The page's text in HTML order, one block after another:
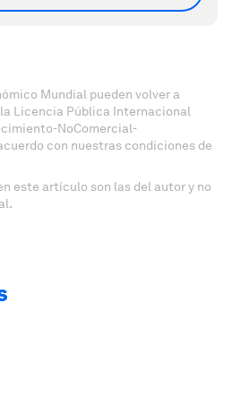
Mundial pueden volver a
Licencia Pública Internacional
NoComercial-
con nuestras condiciones de
este artículo son las del autor y no